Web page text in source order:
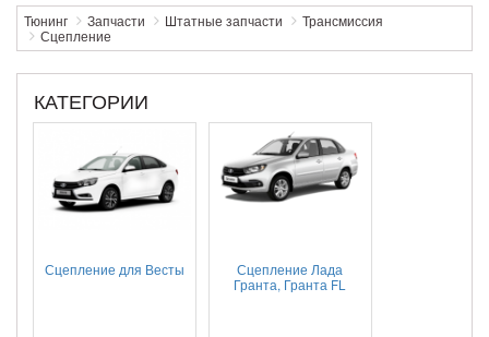
Тюнинг Запчасти Штатные запчасти
Трансмиссия
Сцепление
КАТЕГОРИИ
Сцепление для Весты
Сцепление Лада
Гранта, Гранта FL